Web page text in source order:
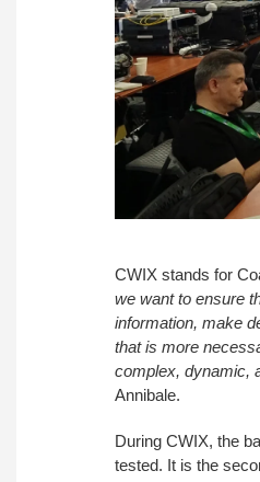
CWIX stands for
we want to ensure
information, make
that is more
complex, dynamic,
Annibale.
During CWIX, the
tested. It is the